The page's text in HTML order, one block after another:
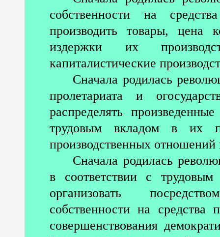
собственности на
производить товары, цена
издержки их
капиталистические
Сначала родилась
пролетариата и
распределять
трудовым вкладом в их
производственных
Сначала родилась
в соответствии с
организовать
собственности на средства
совершенствования